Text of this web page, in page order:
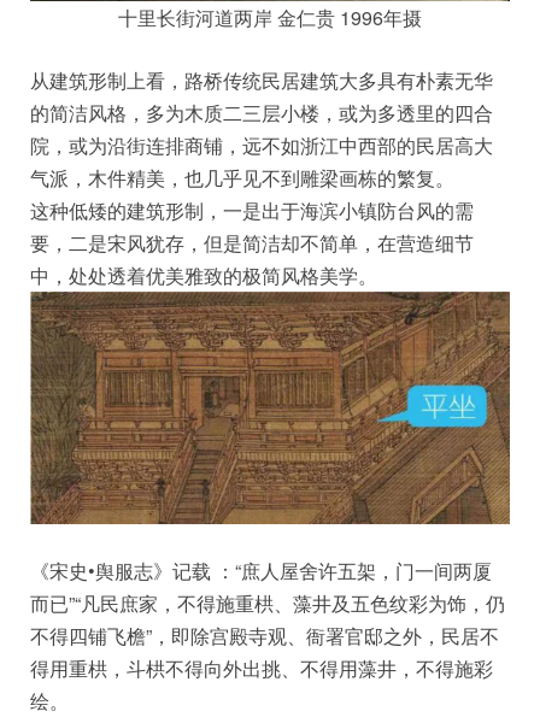
十里长街河道两岸 金仁贵 1996年摄
从建筑形制上看，路桥传统民居建筑大多具有朴素无华
的简洁风格，多为木质二三层小楼，或为多透里的四合
院，或为沿街连排商铺，远不如浙江中西部的民居高大
气派，木件精美，也几乎见不到雕梁画栋的繁复。
这种低矮的建筑形制，一是出于海滨小镇防台风的需
要，二是宋风犹存，但是简洁却不简单，在营造细节
中，处处透着优美雅致的极简风格美学。
《宋史•舆服志》记载 ：“庶人屋舍许五架，门一间两厦
而已”“凡民庶家，不得施重栱、藻井及五色纹彩为饰，仍
不得四铺飞檐”，即除宫殿寺观、衙署官邸之外，民居不
得用重栱，斗栱不得向外出挑、不得用藻井，不得施彩
绘。